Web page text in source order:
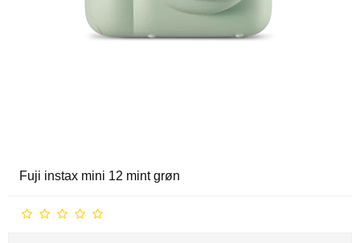
Fuji instax mini 12 mint grøn